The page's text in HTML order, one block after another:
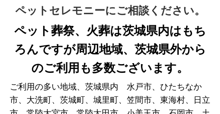
ペットセレモニーにご相談ください。
ペット葬祭、火葬は茨城県内はもち
ろんですが周辺地域、茨城県外から
のご利用も多数ございます。
ご利用の多い地域、茨城県内 水戸市、ひたちなか
市、大洗町、茨城町、城里町、笠間市、東海村、日立